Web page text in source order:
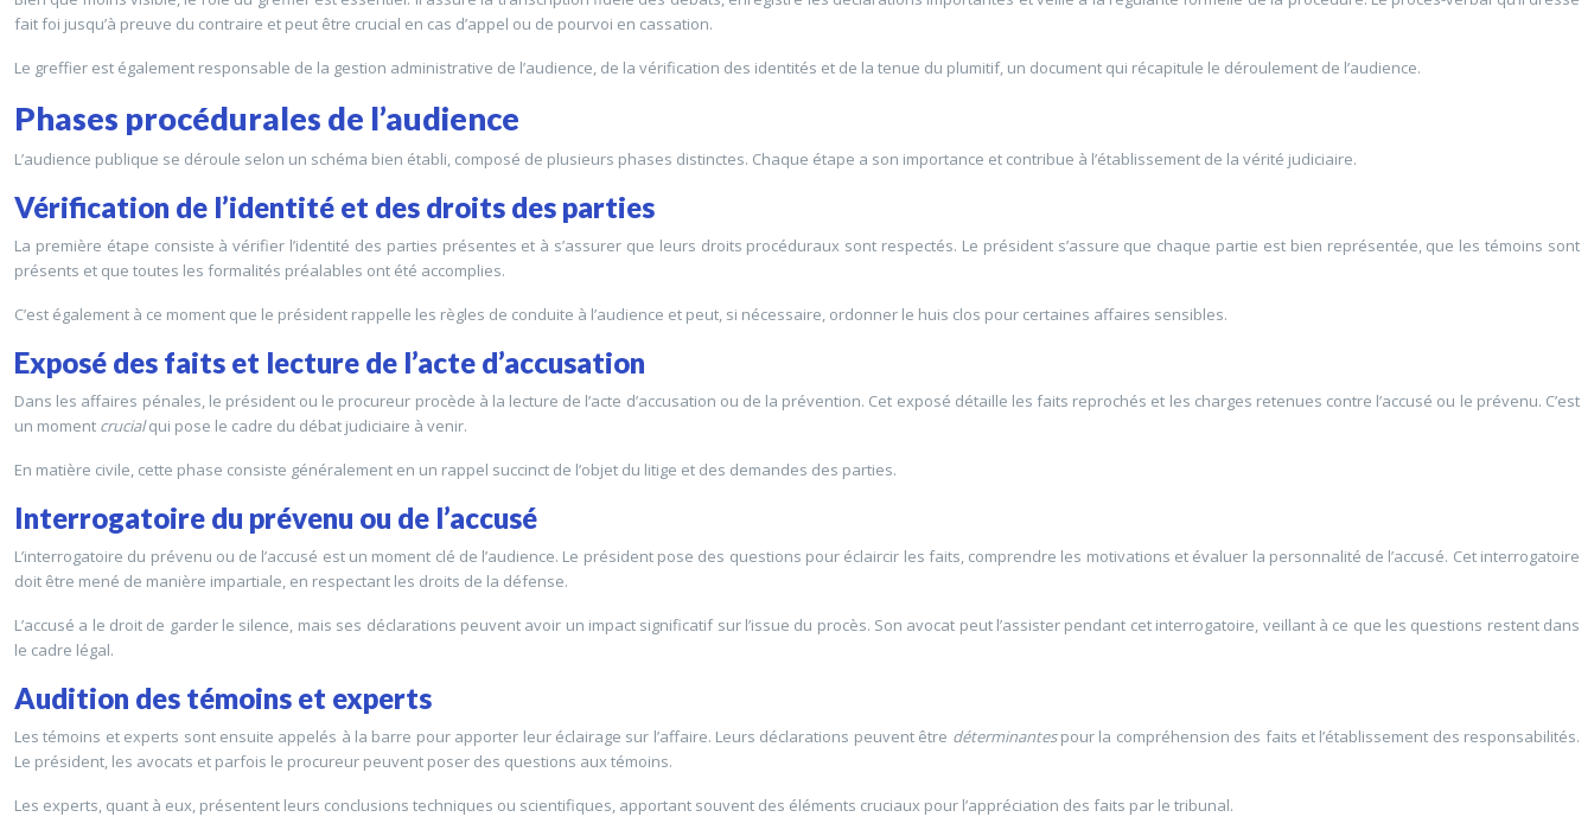
fait foi jusqu’à preuve du contraire et peut être crucial en cas d’appel ou de pourvoi en cassation.
Le greffier est également responsable de la gestion administrative de l’audience, de la vérification des identités et de la tenue du plumitif, un document qui récapitule le déroulement de l’audience.
Phases procédurales de l’audience
L’audience publique se déroule selon un schéma bien établi, composé de plusieurs phases distinctes. Chaque étape a son importance et contribue à l’établissement de la vérité judiciaire.
Vérification de l’identité et des droits des parties
La première étape consiste à vérifier l’identité des parties présentes et à s’assurer que leurs droits procéduraux sont respectés. Le président s’assure que chaque partie est bien représentée, que les témoins sont
présents et que toutes les formalités préalables ont été accomplies.
C’est également à ce moment que le président rappelle les règles de conduite à l’audience et peut, si nécessaire, ordonner le huis clos pour certaines affaires sensibles.
Exposé des faits et lecture de l’acte d’accusation
Dans les affaires pénales, le président ou le procureur procède à la lecture de l’acte d’accusation ou de la prévention. Cet exposé détaille les faits reprochés et les charges retenues contre l’accusé ou le prévenu. C’est
un moment crucialqui pose le cadre du débat judiciaire à venir.
En matière civile, cette phase consiste généralement en un rappel succinct de l’objet du litige et des demandes des parties.
Interrogatoire du prévenu ou de l’accusé
L’interrogatoire du prévenu ou de l’accusé est un moment clé de l’audience. Le président pose des questions pour éclaircir les faits, comprendre les motivations et évaluer la personnalité de l’accusé. Cet interrogatoire
doit être mené de manière impartiale, en respectant les droits de la défense.
L’accusé a le droit de garder le silence, mais ses déclarations peuvent avoir un impact significatif sur l’issue du procès. Son avocat peut l’assister pendant cet interrogatoire, veillant à ce que les questions restent dans
le cadre légal.
Audition des témoins et experts
Les témoins et experts sont ensuite appelés à la barre pour apporter leur éclairage sur l’affaire. Leurs déclarations peuvent être déterminantespour la compréhension des faits et l’établissement des responsabilités.
Le président, les avocats et parfois le procureur peuvent poser des questions aux témoins.
Les experts, quant à eux, présentent leurs conclusions techniques ou scientifiques, apportant souvent des éléments cruciaux pour l’appréciation des faits par le tribunal.